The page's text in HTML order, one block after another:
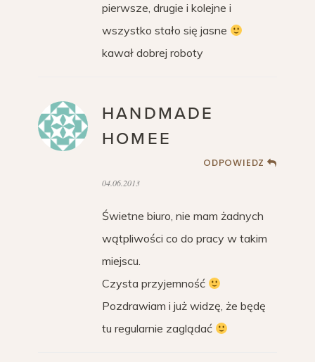
pierwsze, drugie i kolejne i
wszystko stało się jasne
kawał dobrej roboty
HANDMADE
HOMEE
ODPOWIEDZ
04.06.2013
Świetne biuro, nie mam żadnych
wątpliwości co do pracy w takim
miejscu.
Czysta przyjemność
Pozdrawiam i już widzę, że będę
tu regularnie zaglądać